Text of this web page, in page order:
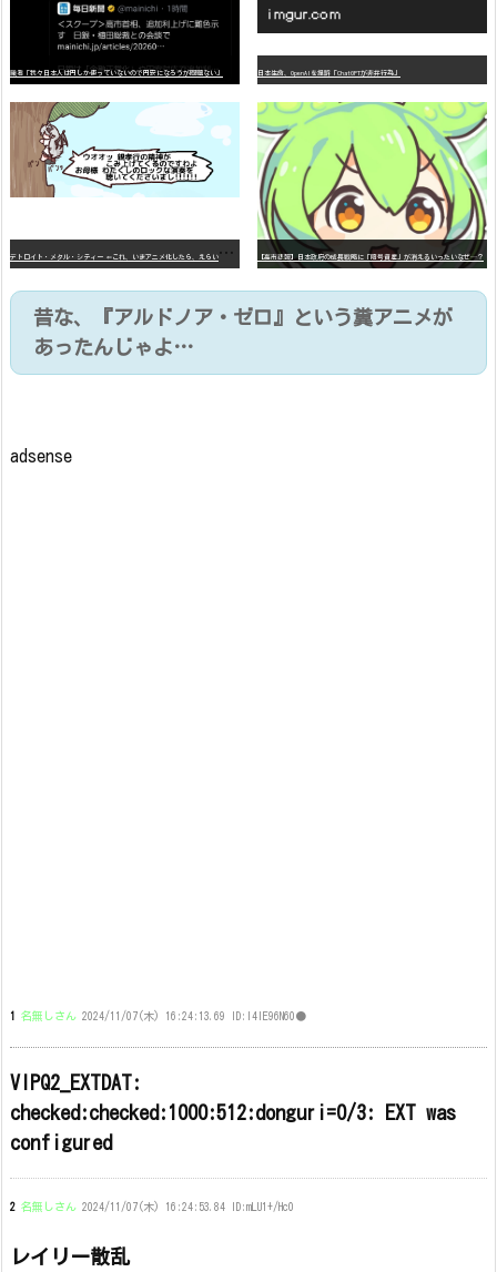
識者「我々日本人は円しか使っていないので円安になろうが問題ない」 日本生命、OpenAIを提訴「ChatGPTが非弁行為」
デ
トロイト・メタル・シティー ⇐これ、いまアニメ化したら、えらいことになってたよな？ 【高市悲報】日本政府の成長戦略に「暗号資産」が消えるいったいなぜ…？
昔な、『アルドノア・ゼロ』という糞アニメが
あったんじゃよ…
adsense
1 名無しさん 2024/11/07(木) 16:24:13.69 ID:I4IE96N60●
VIPQ2_EXTDAT:
checked:checked:1000:512:donguri=0/3: EXT was
configured
2 名無しさん 2024/11/07(木) 16:24:53.84 ID:mLU1+/Hc0
レイリー散乱